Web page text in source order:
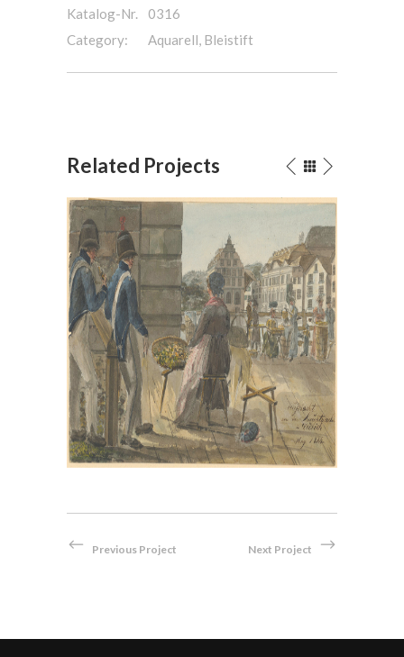
Katalog-Nr.
0316
Category:
Aquarell, Bleistift
Related Projects
in Zürich,
1814
Aquarell
Das Urnerloch
Aquarell
Previous Project Next Project